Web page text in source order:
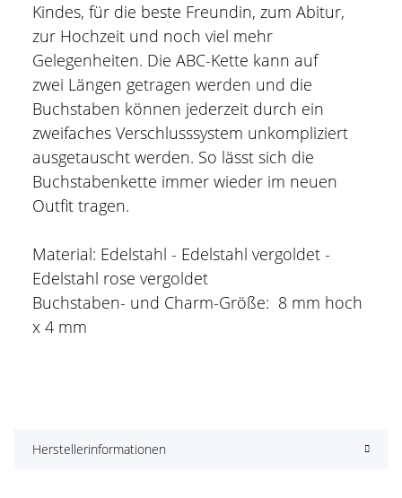
Kindes, für die beste Freundin, zum Abitur,
zur Hochzeit und noch viel mehr
Gelegenheiten. Die ABC-Kette kann auf
zwei Längen getragen werden und die
Buchstaben können jederzeit durch ein
zweifaches Verschlusssystem unkompliziert
ausgetauscht werden. So lässt sich die
Buchstabenkette immer wieder im neuen
Outfit tragen.
Material: Edelstahl - Edelstahl vergoldet -
Edelstahl rose vergoldet
Buchstaben- und Charm-Größe: 8 mm hoch
x 4 mm
Herstellerinformationen